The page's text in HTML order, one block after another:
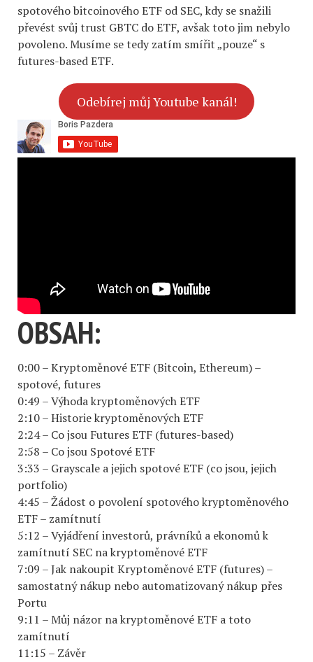
spotového bitcoinového ETF od SEC, kdy se snažili
převést svůj trust GBTC do ETF, avšak toto jim nebylo
povoleno. Musíme se tedy zatím smířit „pouze“ s
futures-based ETF.
Odebírej můj Youtube kanál!
OBSAH:
0:00 – Kryptoměnové ETF (Bitcoin, Ethereum) –
spotové, futures
0:49 – Výhoda kryptoměnových ETF
2:10 – Historie kryptoměnových ETF
2:24 – Co jsou Futures ETF (futures-based)
2:58 – Co jsou Spotové ETF
3:33 – Grayscale a jejich spotové ETF (co jsou, jejich
portfolio)
4:45 – Žádost o povolení spotového kryptoměnového
ETF – zamítnutí
5:12 – Vyjádření investorů, právníků a ekonomů k
zamítnutí SEC na kryptoměnové ETF
7:09 – Jak nakoupit Kryptoměnové ETF (futures) –
samostatný nákup nebo automatizovaný nákup přes
Portu
9:11 – Můj názor na kryptoměnové ETF a toto
zamítnutí
11:15 – Závěr